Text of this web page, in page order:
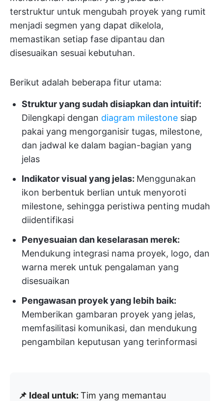
terstruktur untuk mengubah proyek yang rumit
menjadi segmen yang dapat dikelola,
memastikan setiap fase dipantau dan
disesuaikan sesuai kebutuhan.
Berikut adalah beberapa fitur utama:
Struktur yang sudah disiapkan dan intuitif:
Dilengkapi dengan diagram milestone siap
pakai yang mengorganisir tugas, milestone,
dan jadwal ke dalam bagian-bagian yang
jelas
Indikator visual yang jelas: Menggunakan
ikon berbentuk berlian untuk menyoroti
milestone, sehingga peristiwa penting mudah
diidentifikasi
Penyesuaian dan keselarasan merek:
Mendukung integrasi nama proyek, logo, dan
warna merek untuk pengalaman yang
disesuaikan
Pengawasan proyek yang lebih baik:
Memberikan gambaran proyek yang jelas,
memfasilitasi komunikasi, dan mendukung
pengambilan keputusan yang terinformasi
📌 Ideal untuk: Tim yang memantau